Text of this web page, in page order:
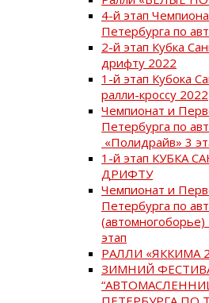
4-й этап
Петербурга по
2-й этап Кубка
дрифту 2022
1-й этап Кубока
ралли-кроссу 2022
Чемпионат и
Петербурга по
«Полидрайв» 3
1-й этап КУБКА
ДРИФТУ
Чемпионат и
Петербурга по
этап
РАЛЛИ «ЯККИМА
ЗИМНИЙ